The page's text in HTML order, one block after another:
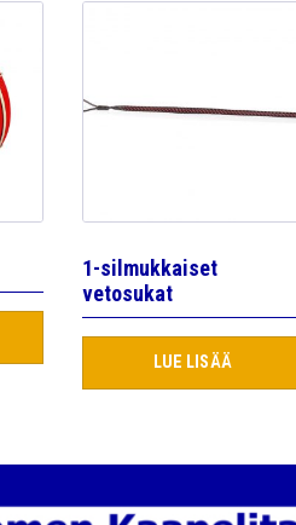
1-silmukkaiset
vetosukat
LUE LISÄÄ